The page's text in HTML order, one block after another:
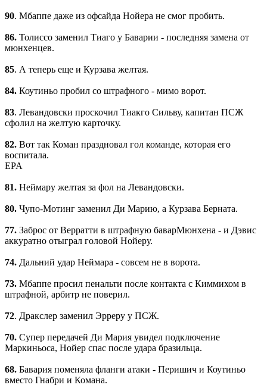
90. Мбаппе даже из офсайда Нойера не смог пробить.
86. Толиссо заменил Тиаго у Баварии - последняя замена от
мюнхенцев.
85. А теперь еще и Курзава желтая.
84. Коутиньо пробил со штрафного - мимо ворот.
83. Левандовски проскочил Тиакго Сильву, капитан ПСЖ
сфолил на желтую карточку.
82. Вот так Коман праздновал гол команде, которая его
воспитала.
EPA
81. Неймару желтая за фол на Левандовски.
80. Чупо-Мотинг заменил Ди Марию, а Курзава Берната.
77. Заброс от Верратти в штрафную баварМюнхена - и Дэвис
аккуратно отыграл головой Нойеру.
74. Дальний удар Неймара - совсем не в ворота.
73. Мбаппе просил пенальти после контакта с Киммихом в
штрафной, арбитр не поверил.
72. Дракслер заменил Эрреру у ПСЖ.
70. Супер передачей Ди Мария увидел подключение
Маркиньоса, Нойер спас после удара бразильца.
68. Бавария поменяла фланги атаки - Перишич и Коутиньо
вместо Гнабри и Комана.